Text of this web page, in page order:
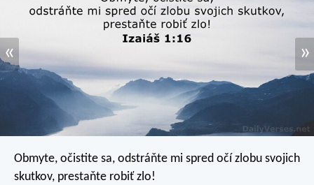
« »
Obmyte, očistite sa, odstráňte mi spred očí zlobu svojich
skutkov, prestaňte robiť zlo!